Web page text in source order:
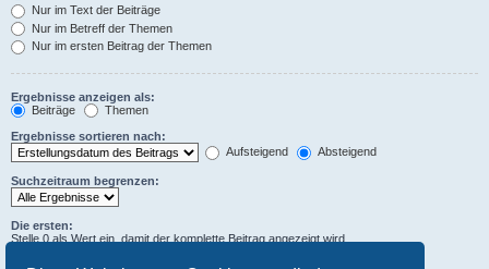
Nur im Text der Beiträge
Nur im Betreff der Themen
Nur im ersten Beitrag der Themen
Ergebnisse anzeigen als:
Beiträge
Themen
Ergebnisse sortieren nach:
Aufsteigend
Absteigend
Suchzeitraum begrenzen:
Die ersten:
Stelle 0 als Wert ein, damit der komplette Beitrag angezeigt wird.